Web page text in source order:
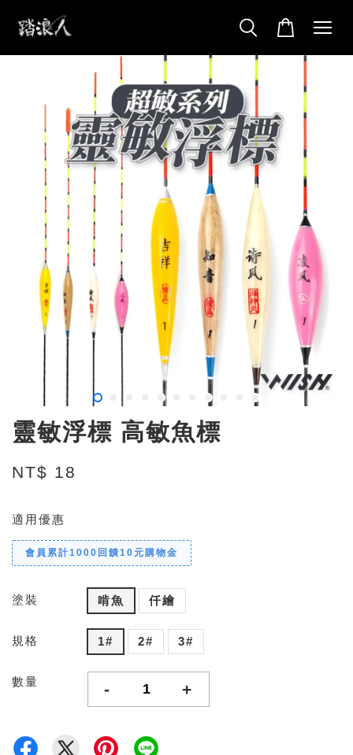
靈敏浮標 高敏魚標
NT$ 18
適用優惠
會員累計1000回饋10元購物金
塗裝 啃魚 仟繪
規格 1# 2# 3#
數量 - +